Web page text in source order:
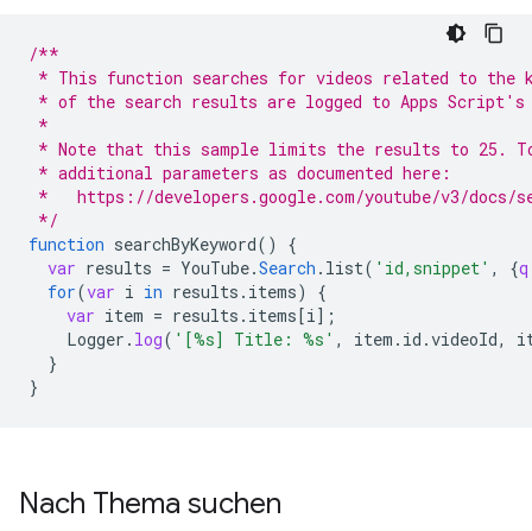
/**
* This function searches for videos related to the
* of the search results are logged to Apps
*
* Note that this sample limits the results to 25.
* additional parameters as documented here:
*   https://developers.google.com/youtube/v3/docs/
*/
function searchByKeyword()
{
var results = YouTube.Search . list( 'id,snippet' , {q
for(var i in results . items)
{
var item = results . items[i] ;
Logger . log( '[%s] Title: %s' , item . id .videoId,
}
}
Nach Thema suchen